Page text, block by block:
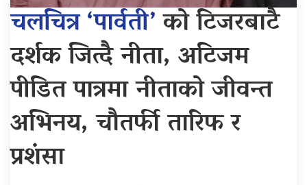
चलचित्र ‘पार्वती’को टिजरबाटै
दर्शक जित्दै नीता, अटिजम
पीडित पात्रमा नीताको जीवन्त
अभिनय, चौतर्फी तारिफ र
प्रशंसा